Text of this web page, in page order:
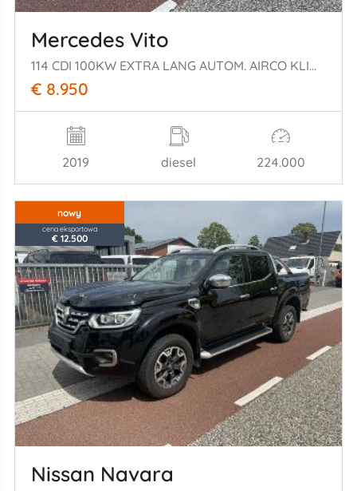
Mercedes Vito
114 CDI 100KW EXTRA LANG AUTOM. AIRCO KLIMA EURO6
€ 8.950
2019 diesel 224.000
nowy
cena eksportowa
€ 12.500
Nissan Navara